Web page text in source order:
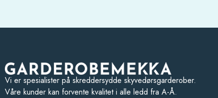
Vi er spesialister på skreddersydde skyvedørsgarderober.
Våre kunder kan forvente kvalitet i alle ledd fra A-Å.